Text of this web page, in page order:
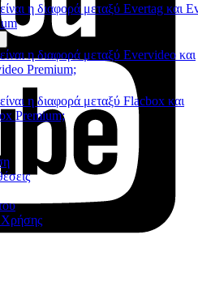
η διαφορά μεταξύ Evertag και
η διαφορά μεταξύ Evervideo και
Premium;
η διαφορά μεταξύ Flacbox και
Premium;
Χρήσης